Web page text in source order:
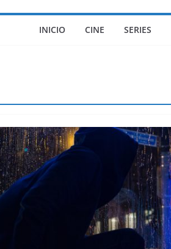
INICIO CINE SERIES